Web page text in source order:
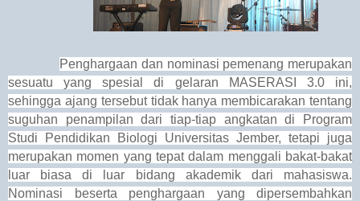
Penghargaan dan nominasi pemenang merupakan
sesuatu yang spesial di gelaran MASERASI 3.0 ini,
sehingga ajang tersebut tidak hanya membicarakan tentang
suguhan penampilan dari tiap-tiap angkatan di Program
Studi Pendidikan Biologi Universitas Jember, tetapi juga
merupakan momen yang tepat dalam menggali bakat-bakat
luar biasa di luar bidang akademik dari mahasiswa.
Nominasi beserta penghargaan yang dipersembahkan